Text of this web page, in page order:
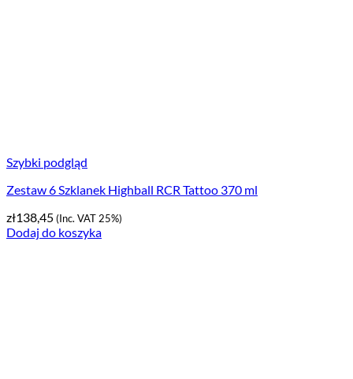
Szybki podgląd
Zestaw 6 Szklanek Highball RCR Tattoo 370 ml
zł138,45(Inc. VAT 25%)
Dodaj do koszyka